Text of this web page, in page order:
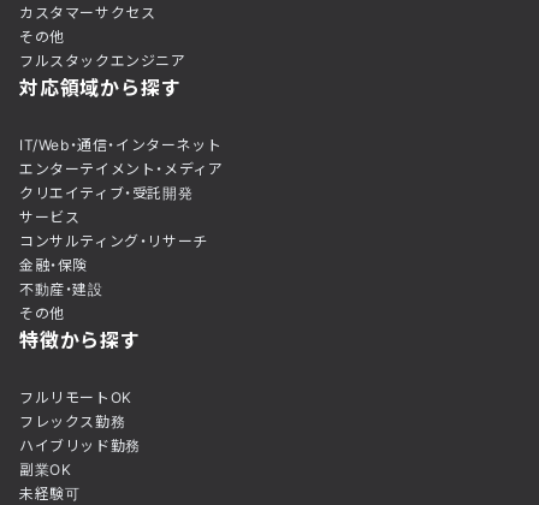
カスタマーサクセス
その他
フルスタックエンジニア
対応領域から探す
IT/Web・通信・インターネット
エンターテイメント・メディア
クリエイティブ・受託開発
サービス
コンサルティング・リサーチ
金融・保険
不動産・建設
その他
特徴から探す
フルリモートOK
フレックス勤務
ハイブリッド勤務
副業OK
未経験可